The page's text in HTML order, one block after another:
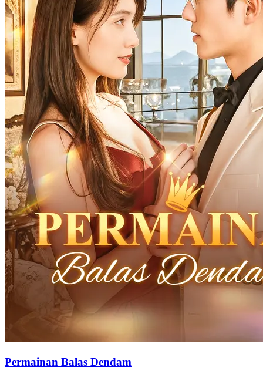
Permainan Balas Dendam